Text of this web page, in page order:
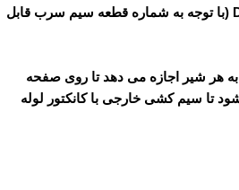
– سری DV 1000، 3000، 4000 (با توجه به شماره قطعه سیم سرب قابل
– انواع کابل مسطح و D-Sub به هر شیر اجازه می دهد تا روی صفحه
تا سیم کشی خارجی با کانکتور لوله